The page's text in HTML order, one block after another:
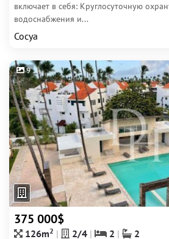
включает в себя: Круглосуточную
водоснабжения и...
Сосуа
9
375 000$
126m2 2/4 2
2